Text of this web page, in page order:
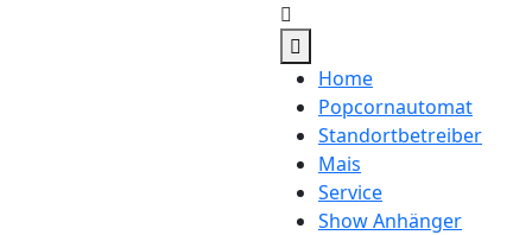
Home
Popcornautomat
Standortbetreiber
Mais
Service
Show Anhänger